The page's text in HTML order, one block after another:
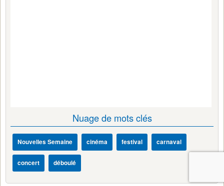
Nuage de mots clés
Nouvelles Semaine cinéma festival carnaval
concert déboulé